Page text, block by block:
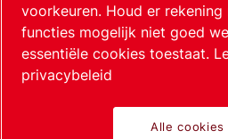
SitemapCookie-instellingen
voorkeuren. Houd er
functies mogelijk niet goed
essentiële cookies toestaat.
privacybeleid
Alle cookies